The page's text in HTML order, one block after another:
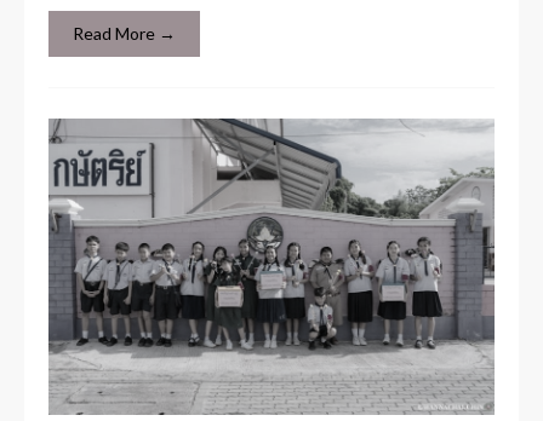
Read More →